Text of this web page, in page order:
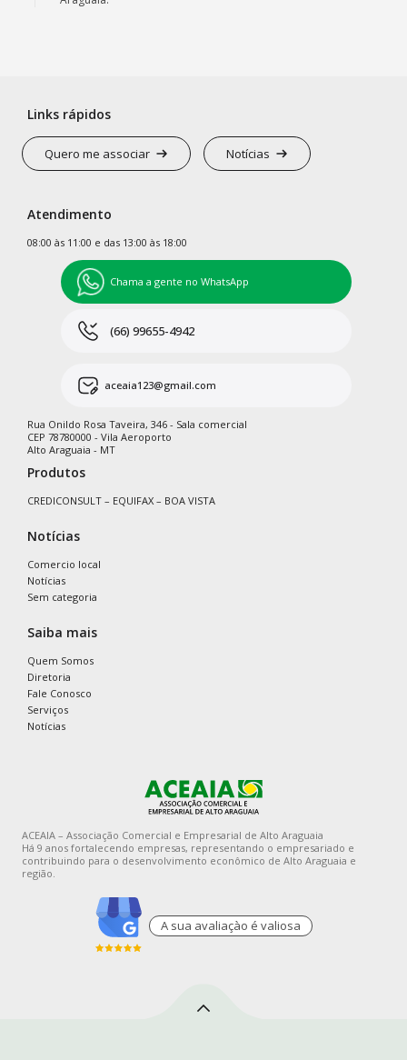
Links rápidos
Quero me associar Notícias
Atendimento
08:00 às 11:00 e das 13:00 às 18:00
Chama a gente no WhatsApp
(66) 99655-4942
aceaia123@gmail.com
Rua Onildo Rosa Taveira, 346 - Sala comercial
CEP 78780000 - Vila Aeroporto
Alto Araguaia - MT
Produtos
CREDICONSULT – EQUIFAX – BOA VISTA
Notícias
Comercio local
Notícias
Sem categoria
Saiba mais
Quem Somos
Diretoria
Fale Conosco
Serviços
Notícias
ACEAIA – Associação Comercial e Empresarial de Alto Araguaia
Há 9 anos fortalecendo empresas, representando o empresariado e
contribuindo para o desenvolvimento econômico de Alto Araguaia e
região.
A sua avaliaçào é valiosa